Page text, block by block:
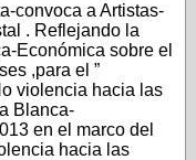
convoca a Artistas-
. Reflejando la
Económica sobre el
,para el ”
violencia hacia las
Blanca-
en el marco del
hacia las